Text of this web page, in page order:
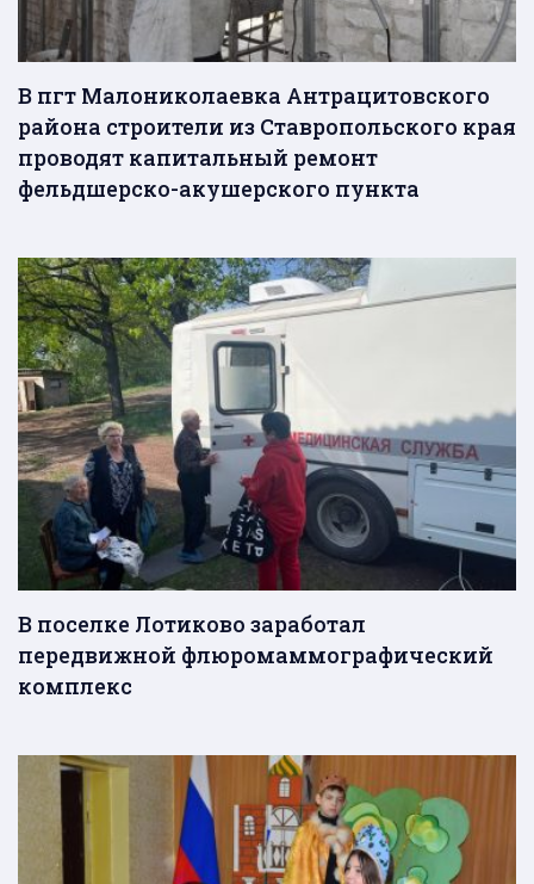
В пгт Малониколаевка Антрацитовского
района строители из Ставропольского края
проводят капитальный ремонт
фельдшерско-акушерского пункта
В поселке Лотиково заработал
передвижной флюромаммографический
комплекс